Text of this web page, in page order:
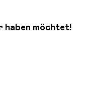
haben möchtet!